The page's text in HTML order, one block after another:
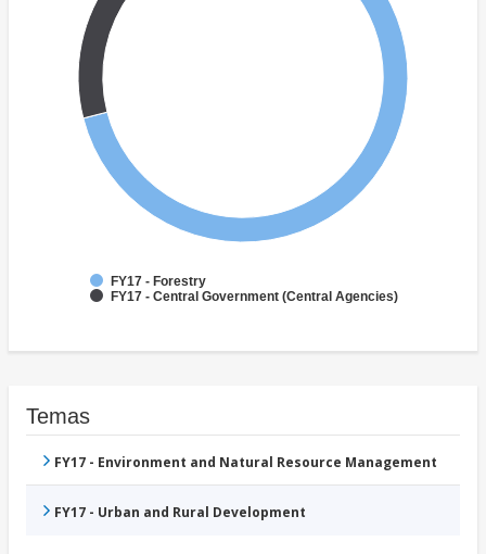
FY17 - Forestry
FY17 - Central Government (Central Agencies)
Temas
FY17 - Environment and Natural Resource Management
FY17 - Urban and Rural Development